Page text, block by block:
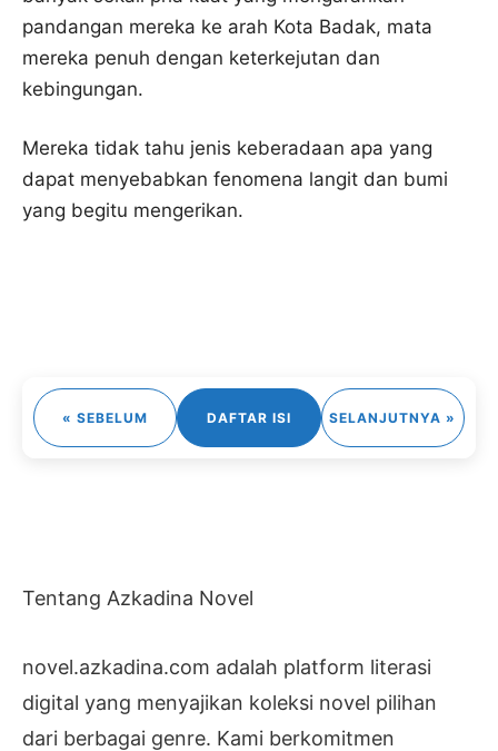
pandangan mereka ke arah Kota Badak, mata
mereka penuh dengan keterkejutan dan
kebingungan.
Mereka tidak tahu jenis keberadaan apa yang
dapat menyebabkan fenomena langit dan bumi
yang begitu mengerikan.
« SEBELUM DAFTAR ISI SELANJUTNYA »
Tentang Azkadina Novel
novel.azkadina.com adalah platform literasi
digital yang menyajikan koleksi novel pilihan
dari berbagai genre. Kami berkomitmen